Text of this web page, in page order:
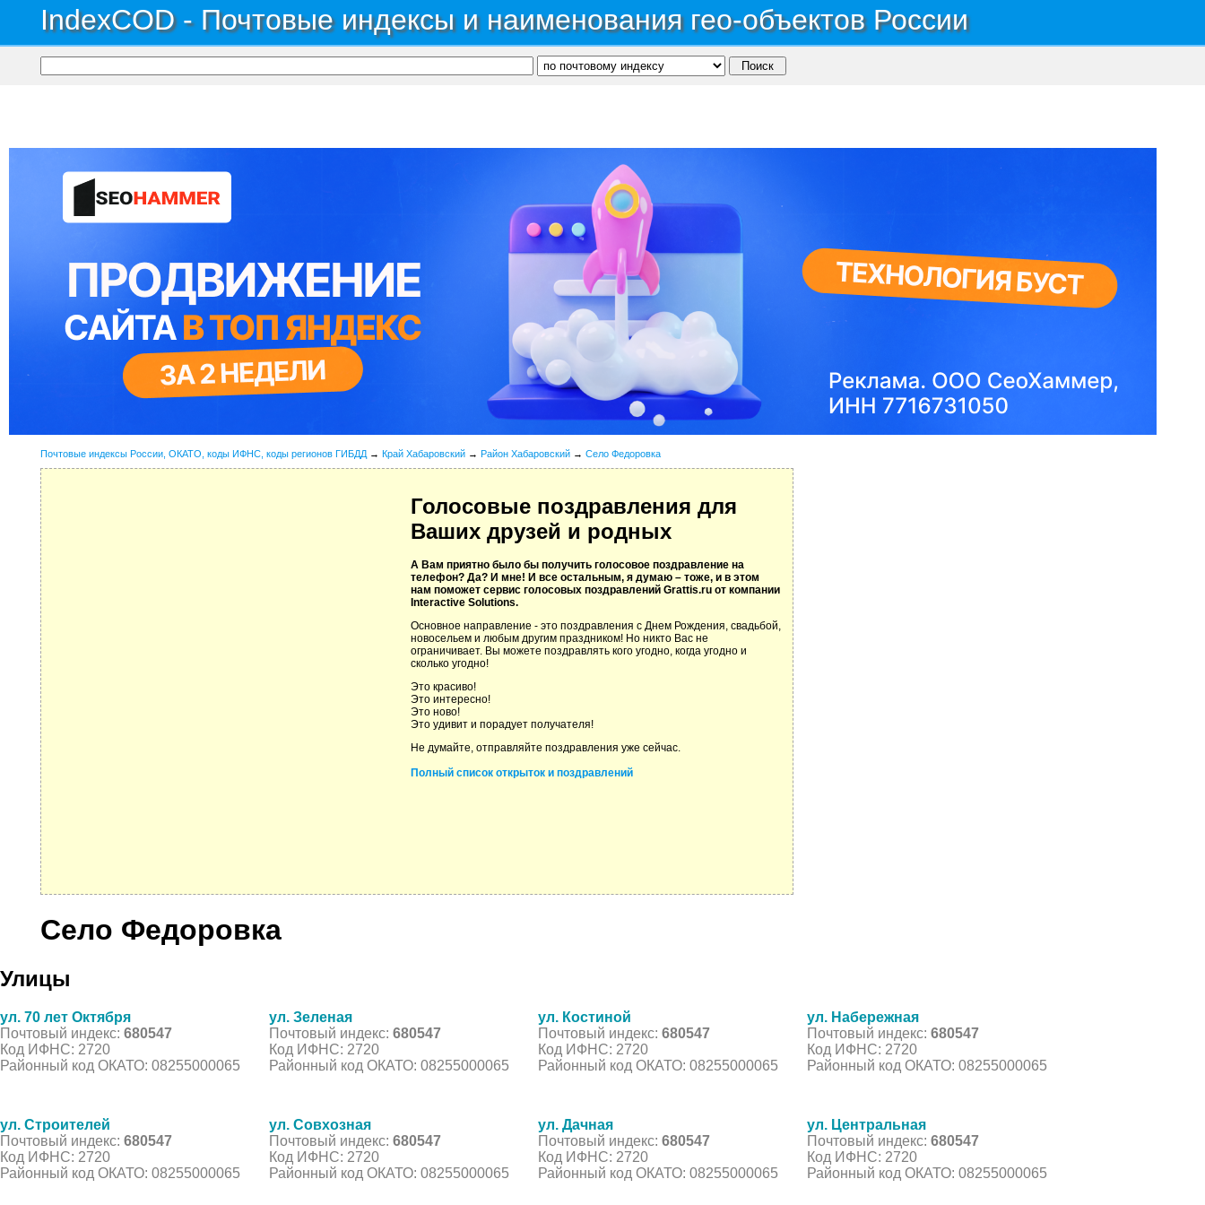
IndexCOD - Почтовые индексы и наименования гео-объектов России
Почтовые индексы России, ОКАТО, коды ИФНС, коды регионов ГИБДД → Край Хабаровский → Район Хабаровский → Село Федоровка
Голосовые поздравления для
Ваших друзей и родных
А Вам приятно было бы получить голосовое поздравление на
телефон? Да? И мне! И все остальным, я думаю – тоже, и в этом
нам поможет сервис голосовых поздравлений Grattis.ru от компании
Interactive Solutions.
Основное направление - это поздравления с Днем Рождения, свадьбой,
новосельем и любым другим праздником! Но никто Вас не
ограничивает. Вы можете поздравлять кого угодно, когда угодно и
сколько угодно!
Это красиво!
Это интересно!
Это ново!
Это удивит и порадует получателя!
Не думайте, отправляйте поздравления уже сейчас.
Полный список открыток и поздравлений
Село Федоровка
Улицы
ул. 70 лет Октября
Почтовый индекс: 680547
Код ИФНС: 2720
Районный код ОКАТО: 08255000065
ул. Зеленая
Почтовый индекс: 680547
Код ИФНС: 2720
Районный код ОКАТО: 08255000065
ул. Костиной
Почтовый индекс: 680547
Код ИФНС: 2720
Районный код ОКАТО: 08255000065
ул. Набережная
Почтовый индекс: 680547
Код ИФНС: 2720
Районный код ОКАТО: 08255000065
ул. Строителей
Почтовый индекс: 680547
Код ИФНС: 2720
Районный код ОКАТО: 08255000065
ул. Совхозная
Почтовый индекс: 680547
Код ИФНС: 2720
Районный код ОКАТО: 08255000065
ул. Дачная
Почтовый индекс: 680547
Код ИФНС: 2720
Районный код ОКАТО: 08255000065
ул. Центральная
Почтовый индекс: 680547
Код ИФНС: 2720
Районный код ОКАТО: 08255000065